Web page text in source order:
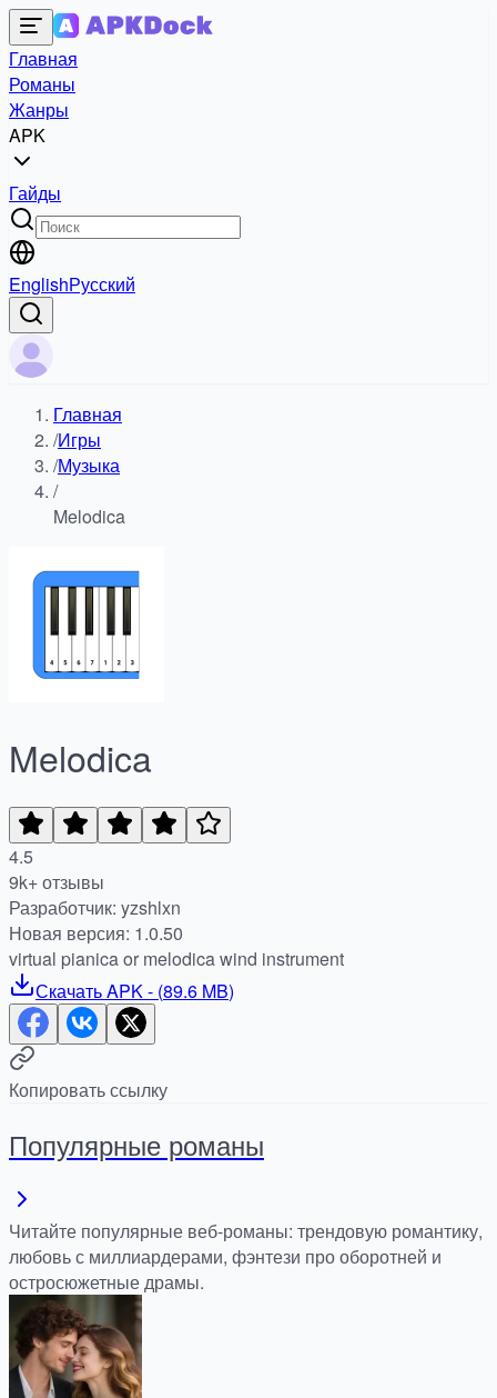
Главная
Романы
Жанры
APK
Гайды
EnglishРусский
Главная
/Игры
/Музыка
/
Melodica
Melodica
4.5
9k+ отзывы
Разработчик: yzshlxn
Новая версия: 1.0.50
virtual pianica or melodica wind instrument
СкачатьAPK- (89.6 MB)
Копировать ссылку
Популярные романы
Читайте популярные веб-романы: трендовую романтику,
любовь с миллиардерами, фэнтези про оборотней и
остросюжетные драмы.